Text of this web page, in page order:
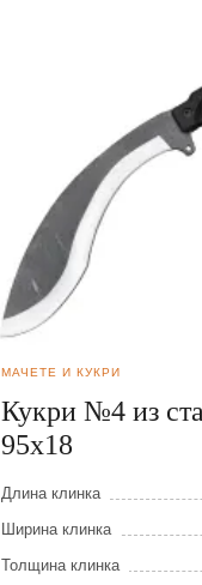
МАЧЕТЕ И КУКРИ
Кукри №4 из
95х18
Длина клинка
Ширина клинка
Толщина клинка